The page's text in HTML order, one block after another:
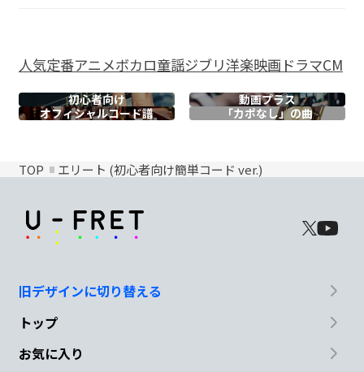
人気定番アニメボカロ童謡ジブリ洋楽映画ドラマCM
初心者向け
動画プラス
オフィシャルコード譜 「カポなし」の曲
TOP エリート (初心者向け簡単コード ver.)
旧デザインに切り替える
トップ
お気に入り